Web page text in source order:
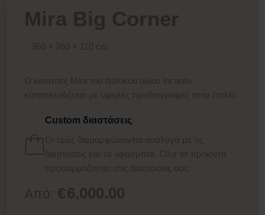
Mira Big Corner
350 × 260 × 110 cm
Ο καναπές Mira του Ιταλικού οίκου Incanto
κατασκευάζεται με υψηλές προδιαγραφές στην Ιταλία.
Custom διαστάσεις
Οι τιμές διαμορφώνονται ανάλογα με τις
διαστάσεις και τα υφάσματα. Όλα τα προϊόντα
προσαρμόζονται στις διαστάσεις σας .
Από: €6,000.00